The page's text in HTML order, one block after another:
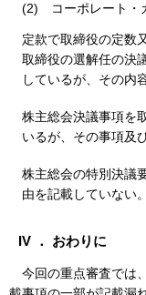
(2) コーポレート・
定款で取締役の定数
取締役の選解任の決
しているが、その内
株主総会決議事項を
いるが、その事項及
株主総会の特別決議
由を記載していない。
IV ． おわりに
今回の重点審査では